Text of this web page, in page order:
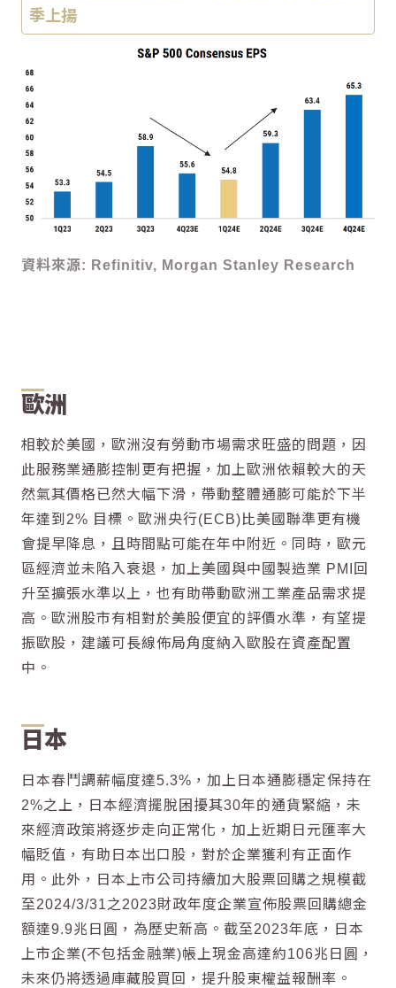
季上揚
資料來源: Refinitiv, Morgan Stanley Research
歐洲
相較於美國，歐洲沒有勞動市場需求旺盛的問題，因
此服務業通膨控制更有把握，加上歐洲依賴較大的天
然氣其價格已然大幅下滑，帶動整體通膨可能於下半
年達到2% 目標。歐洲央行(ECB)比美國聯準更有機
會提早降息，且時間點可能在年中附近。同時，歐元
區經濟並未陷入衰退，加上美國與中國製造業 PMI回
升至擴張水準以上，也有助帶動歐洲工業產品需求提
高。歐洲股市有相對於美股便宜的評價水準，有望提
振歐股，建議可長線佈局角度納入歐股在資產配置
中。
日本
日本春鬥調薪幅度達5.3%，加上日本通膨穩定保持在
2%之上，日本經濟擺脫困擾其30年的通貨緊縮，未
來經濟政策將逐步走向正常化，加上近期日元匯率大
幅貶值，有助日本出口股，對於企業獲利有正面作
用。此外，日本上市公司持續加大股票回購之規模截
至2024/3/31之2023財政年度企業宣佈股票回購總金
額達9.9兆日圓，為歷史新高。截至2023年底，日本
上市企業(不包括金融業)帳上現金高達約106兆日圓，
未來仍將透過庫藏股買回，提升股東權益報酬率。